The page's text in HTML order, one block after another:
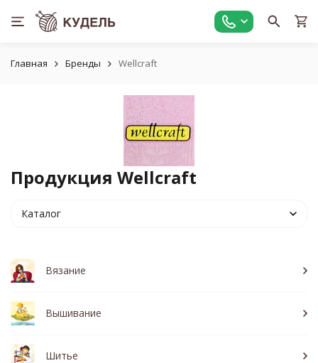
Главная Бренды Wellcraft
Продукция Wellcraft
Каталог
Вязание
Вышивание
Шитье